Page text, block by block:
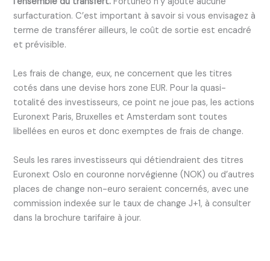
surfacturation. C’est important à savoir si vous envisagez à
terme de transférer ailleurs, le coût de sortie est encadré
et prévisible.
Les frais de change, eux, ne concernent que les titres
cotés dans une devise hors zone EUR. Pour la quasi-
totalité des investisseurs, ce point ne joue pas, les actions
Euronext Paris, Bruxelles et Amsterdam sont toutes
libellées en euros et donc exemptes de frais de change.
Seuls les rares investisseurs qui détiendraient des titres
Euronext Oslo en couronne norvégienne (NOK) ou d’autres
places de change non-euro seraient concernés, avec une
commission indexée sur le taux de change J+1, à consulter
dans la brochure tarifaire à jour.